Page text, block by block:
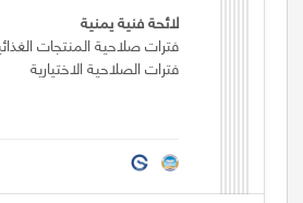
لائحة فنية يمنية
فترات صلاحية المنتجات
فترات الصلاحية الاختيارية